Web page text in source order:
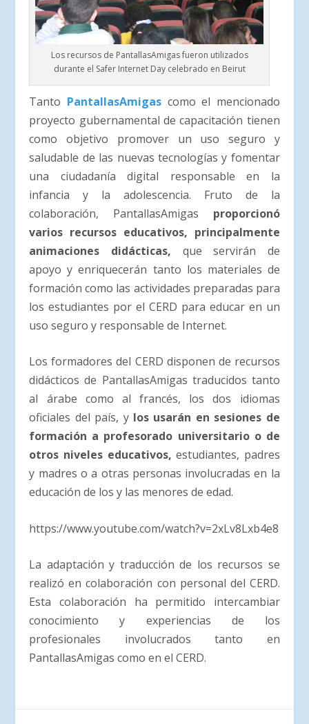
Los recursos de PantallasAmigas fueron utilizados
durante el Safer Internet Day celebrado en Beirut
Tanto PantallasAmigas como el mencionado
proyecto gubernamental de capacitación tienen
como objetivo promover un uso seguro y
saludable de las nuevas tecnologías y fomentar
una ciudadanía digital responsable en la
infancia y la adolescencia. Fruto de la
colaboración, PantallasAmigas proporcionó
varios recursos educativos, principalmente
animaciones didácticas, que servirán de
apoyo y enriquecerán tanto los materiales de
formación como las actividades preparadas para
los estudiantes por el CERD para educar en un
uso seguro y responsable de Internet.
Los formadores del CERD disponen de recursos
didácticos de PantallasAmigas traducidos tanto
al árabe como al francés, los dos idiomas
oficiales del país, y los usarán en sesiones de
formación a profesorado universitario o de
otros niveles educativos, estudiantes, padres
y madres o a otras personas involucradas en la
educación de los y las menores de edad.
https://www.youtube.com/watch?v=2xLv8Lxb4e8
La adaptación y traducción de los recursos se
realizó en colaboración con personal del CERD.
Esta colaboración ha permitido intercambiar
conocimiento y experiencias de los
profesionales involucrados tanto en
PantallasAmigas como en el CERD.